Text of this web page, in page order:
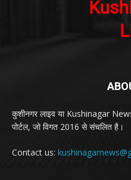
कुशीनगर लाइव या Kushinagar
पोर्टल, जो विगत 2016 से संचलित है।
Contact us: